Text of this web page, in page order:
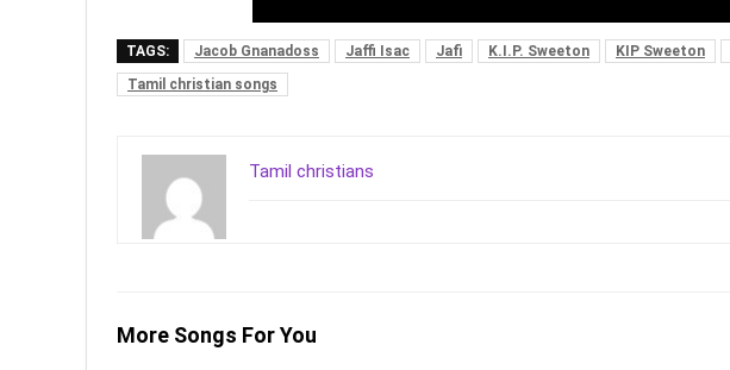
TAGS: Jacob Gnanadoss Jaffi Isac Jafi K.I.P. Sweeton KIP Sweeton
Tamil christian songs
Tamil christians
More Songs For You